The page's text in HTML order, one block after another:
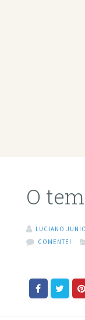
O
LUCIANO
COMENTE!